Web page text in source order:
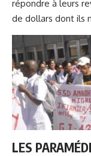
répondre à leurs
de dollars dont ils
LES